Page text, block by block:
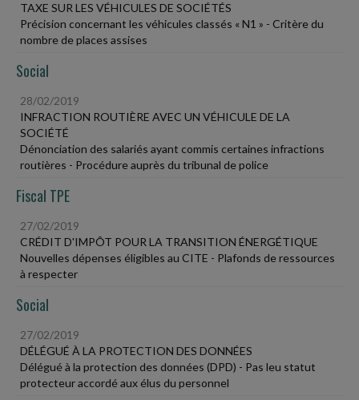
TAXE SUR LES VÉHICULES DE SOCIÉTÉS
Précision concernant les véhicules classés « N1 » - Critère du
nombre de places assises
Social
28/02/2019
INFRACTION ROUTIÈRE AVEC UN VÉHICULE DE LA
SOCIÉTÉ
Dénonciation des salariés ayant commis certaines infractions
routières - Procédure auprès du tribunal de police
Fiscal TPE
27/02/2019
CRÉDIT D'IMPÔT POUR LA TRANSITION ÉNERGÉTIQUE
Nouvelles dépenses éligibles au CITE - Plafonds de ressources
à respecter
Social
27/02/2019
DÉLÉGUÉ À LA PROTECTION DES DONNÉES
Délégué à la protection des données (DPD) - Pas leu statut
protecteur accordé aux élus du personnel